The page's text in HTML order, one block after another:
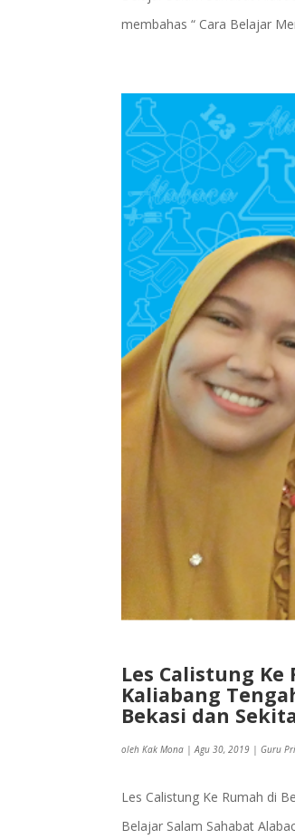
membahas “ Cara Belajar
Les Calistung
Kaliabang
Bekasi dan
olehKak Mona |Agu 30, 2019 |Guru
Les Calistung Ke Rumah di
Belajar Salam Sahabat